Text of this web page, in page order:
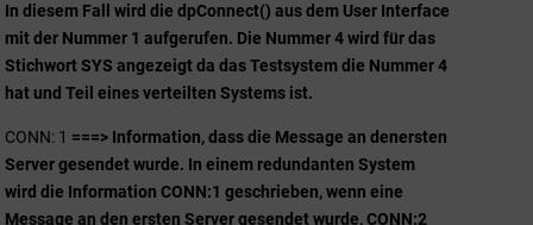
In diesem Fall wird die dpConnect() aus dem User Interface
mit der Nummer 1 aufgerufen. Die Nummer 4 wird für das
Stichwort SYS angezeigt da das Testsystem die Nummer 4
hat und Teil eines verteilten Systems ist.
CONN: 1 ===> Information, dass die Message an denersten
Server gesendet wurde. In einem redundanten System
wird die Information CONN:1 geschrieben, wenn eine
Message an den ersten Server gesendet wurde, CONN:2